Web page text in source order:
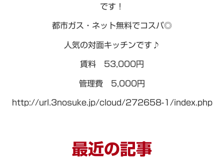
です！
都市ガス・ネット無料でコスパ◎
人気の対面キッチンです♪
賃料 53,000円
管理費 5,000円
http://url.3nosuke.jp/cloud/272658-1/index.php
最近の記事